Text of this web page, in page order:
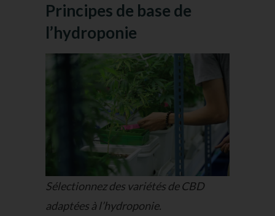
Principes de base de
l’hydroponie
Sélectionnez des variétés de CBD
adaptées à l’hydroponie.